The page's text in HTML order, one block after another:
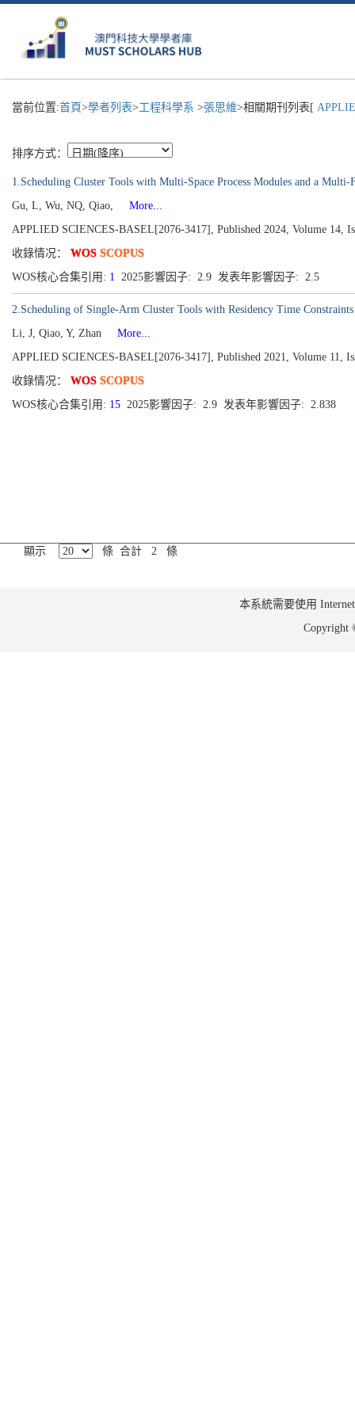
當前位置:首頁>學者列表>工程科學系 >張思維>相關期刊列表[
排序方式：
1.Scheduling Cluster Tools with Multi-Space Process Modules and a
Gu, L, Wu, NQ, Qiao,
More...
APPLIED SCIENCES-BASEL[2076-3417], Published 2024, Volume 14,
收錄情况： WOS SCOPUS
WOS核心合集引用: 1 2025影響因子: 2.9 发表年影響因子: 2.5
2.Scheduling of Single-Arm Cluster Tools with Residency Time
Li, J, Qiao, Y, Zhan
More...
APPLIED SCIENCES-BASEL[2076-3417], Published 2021, Volume 11,
收錄情况： WOS SCOPUS
WOS核心合集引用: 15 2025影響因子: 2.9 发表年影響因子: 2.838
顯示 條 合計 2 條
本系統需要使用
Copyright